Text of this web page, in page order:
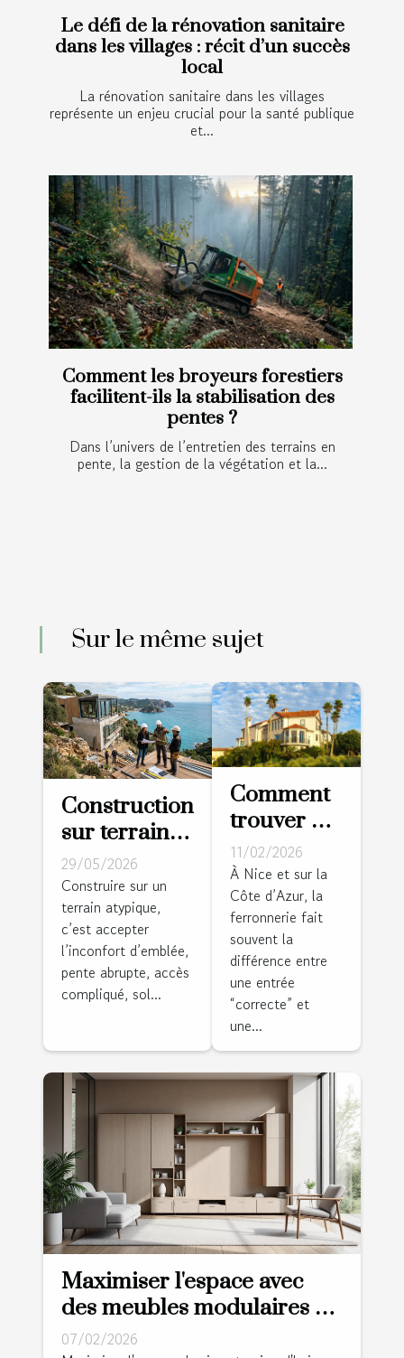
Le défi de la rénovation sanitaire
dans les villages : récit d’un succès
local
La rénovation sanitaire dans les villages
représente un enjeu crucial pour la santé publique
et...
Comment les broyeurs forestiers
facilitent-ils la stabilisation des
pentes ?
Dans l’univers de l’entretien des terrains en
pente, la gestion de la végétation et la...
Sur le même sujet
Construction
sur terrain
atypique : le
pari des
architectes
audacieux
29/05/2026
Construire sur un
terrain atypique,
c’est accepter
l’inconfort d’emblée,
pente abrupte, accès
compliqué, sol...
Comment
trouver LE
ferronnier
à Nice
pour
mettre en
valeur sa
villa sur la
côte ?
11/02/2026
À Nice et sur la
Côte d’Azur, la
ferronnerie fait
souvent la
différence entre
une entrée
“correcte” et
une...
Maximiser l'espace avec
des meubles modulaires et
multifonctions
07/02/2026